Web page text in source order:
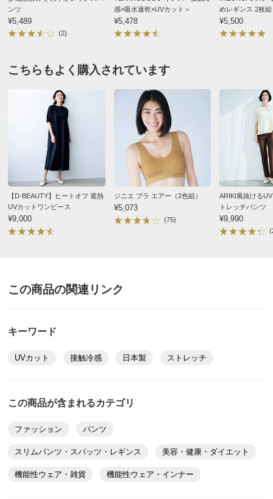
■原産国：日本製
サイズ表記について（ファッション） 商品の測定について
商品の特徴
ご家庭の洗濯機で洗えます。
ンツ
¥5,489
(2)
感×吸水速乾×UVカット＞
¥5,478
めレギンス 2枚組
¥5,500
こちらもよく購入されています
【D-BEAUTY】ヒートオフ 遮熱
UVカットワンピース
¥9,000
ジニエ ブラ エアー（2色組）
¥5,073
(75)
ARIKI風抜ける
トレッチパンツ
¥9,990
この商品の関連リンク
キーワード
UVカット 接触冷感 日本製 ストレッチ
この商品が含まれるカテゴリ
ファッション パンツ
スリムパンツ・スパッツ・レギンス 美容・健康・ダイエット
機能性ウェア・雑貨 機能性ウェア・インナー